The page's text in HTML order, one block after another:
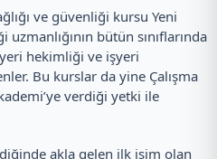
ve güvenliği kursu Yeni
bütün sınıflarında
hekimliği ve işyeri
Bu kurslar da yine Çalışma
verdiği yetki ile
akla gelen ilk isim olan